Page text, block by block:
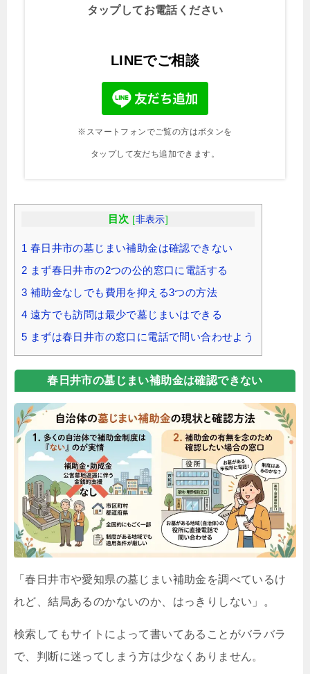
タップしてお電話ください
LINEでご相談
※スマートフォンでご覧の方はボタンを
タップして友だち追加できます。
目次 [非表示]
1 春日井市の墓じまい補助金は確認できない
2 まず春日井市の2つの公的窓口に電話する
3 補助金なしでも費用を抑える3つの方法
4 遠方でも訪問は最少で墓じまいはできる
5 まずは春日井市の窓口に電話で問い合わせよう
春日井市の墓じまい補助金は確認できない
「春日井市や愛知県の墓じまい補助金を調べているけ
れど、結局あるのかないのか、はっきりしない」。
検索してもサイトによって書いてあることがバラバラ
で、判断に迷ってしまう方は少なくありません。